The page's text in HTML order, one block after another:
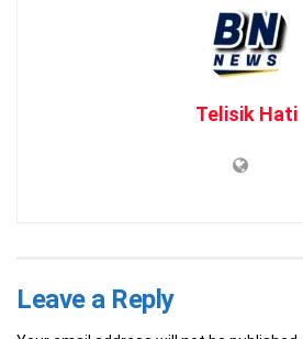
Telisik Hati
Leave a Reply